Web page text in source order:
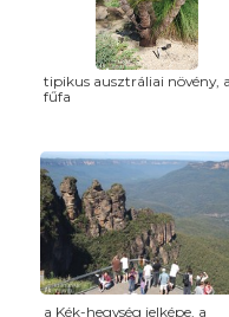
tipikus ausztráliai növény, a
fűfa
a Kék-hegység jelképe, a